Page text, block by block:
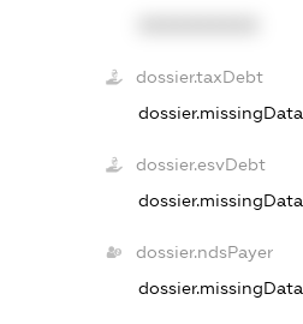
dossier.taxDebt
dossier.missingData
dossier.esvDebt
dossier.missingData
dossier.ndsPayer
dossier.missingData